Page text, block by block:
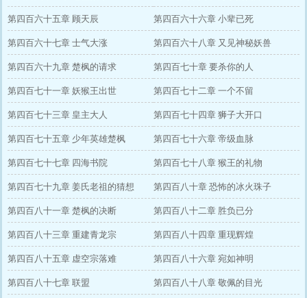
第四百六十五章 顾天辰 第四百六十六章 小辈已死
第四百六十七章 士气大涨 第四百六十八章 又见神秘妖兽
第四百六十九章 楚枫的请求 第四百七十章 要杀你的人
第四百七十一章 妖猴王出世 第四百七十二章 一个不留
第四百七十三章 皇主大人 第四百七十四章 狮子大开口
第四百七十五章 少年英雄楚枫 第四百七十六章 帝级血脉
第四百七十七章 四海书院 第四百七十八章 猴王的礼物
第四百七十九章 姜氏老祖的猜想 第四百八十章 恐怖的冰火珠子
第四百八十一章 楚枫的决断 第四百八十二章 胜负已分
第四百八十三章 重建青龙宗 第四百八十四章 重现辉煌
第四百八十五章 虚空宗落难 第四百八十六章 宛如神明
第四百八十七章 联盟 第四百八十八章 敬佩的目光